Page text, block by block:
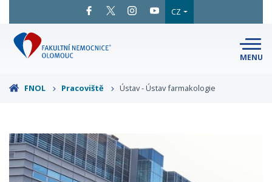
CZ
MENU
MAPAAREÁLU
NEMOCNICI
KONTAKTNÍINFORMACE
FNOL Pracoviště Ústav - Ústav farmakologie